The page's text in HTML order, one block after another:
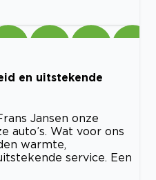
en uitstekende
Jansen onze
auto’s. Wat voor ons
warmte,
service. Een